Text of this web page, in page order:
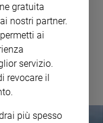
B ) - 11 luglio
gratuita
nostri partner.
ai
servizio.
revocare il
più spesso